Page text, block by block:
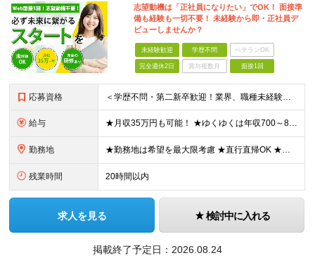
志望動機は「正社員になりたい」でOK！ 面接準
備も経験も一切不要！ 未経験から即・正社員デ
ビューしませんか？
未経験歓迎 学歴不問 ベテランOK
完全週休2日 賞与複数月 面接1回
応募資格 ＜学歴不問・第二新卒歓迎！業界、職種未経験歓迎！20代～30代活躍中＞ ★35歳以下の方（若年層の長期キャリア形成を図るため） ★フリーター・正社員未経験・社会人未経験OK ★転職回数が多い方もぜひ
給与 ★月収35万円も可能！ ★ゆくゆくは年収700～800万円も！ ★手当が多数あり ・残業手当（100％）★1分単位で支給 ・資格手当（最大月6万円） ・結婚/出産祝金（最大3万円） 【首都圏・北関東
勤務地 ★勤務地は希望を最大限考慮 ★直行直帰OK ★車通勤のエリアもあり ★研修は、下記いずれかの研修センターで行います ・東京校（東京本社とアクセスは同様） ・大阪校（大阪府大阪市中央区道修町 2-1-1
残業時間 20時間以内
求人を見る 検討中に入れる
掲載終了予定日： 2026.08.24